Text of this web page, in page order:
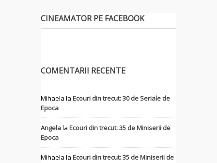
CINEAMATOR PE FACEBOOK
COMENTARII RECENTE
Mihaela la Ecouri din trecut: 30 de Seriale de
Epoca
Angelala Ecouri din trecut: 35 de Miniserii de
Epoca
Mihaela la Ecouri din trecut: 35 de Miniserii de